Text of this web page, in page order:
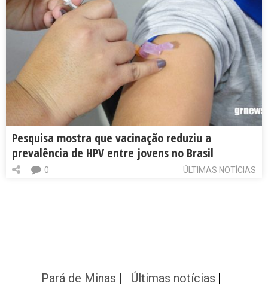
Pesquisa mostra que vacinação reduziu a
prevalência de HPV entre jovens no Brasil
ÚLTIMAS NOTÍCIAS
0
Pará de Minas
Últimas notícias